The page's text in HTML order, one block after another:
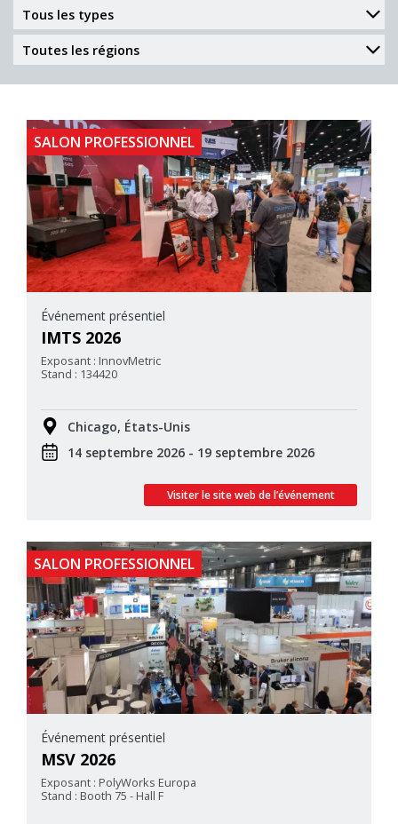
SALON PROFESSIONNEL
Événement présentiel
IMTS 2026
Exposant : InnovMetric
Stand : 134420
Chicago, États-Unis
14 septembre 2026 - 19 septembre 2026
Visiter le site web de l’événement
SALON PROFESSIONNEL
Événement présentiel
MSV 2026
Exposant : PolyWorks Europa
Stand : Booth 75 - Hall F